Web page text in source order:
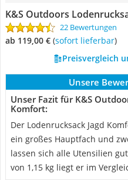
K&S Outdoors
22 Bewertungen
ab 119,00 € ( Sofort lieferbar)
Preisvergleich
Unsere
Unser Fazit für K&S
Komfort:
Der Lodenrucksack Jagd
ein großes Hauptfach und
lassen sich alle Utensilien
von 1,15 kg liegt er im